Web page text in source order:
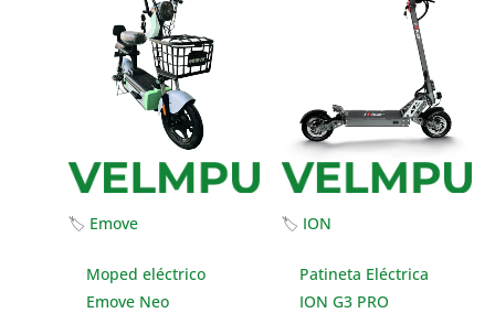
🏷 Emove
Moped eléctrico
Emove Neo
🏷 ION
Patineta Eléctrica
ION G3 PRO